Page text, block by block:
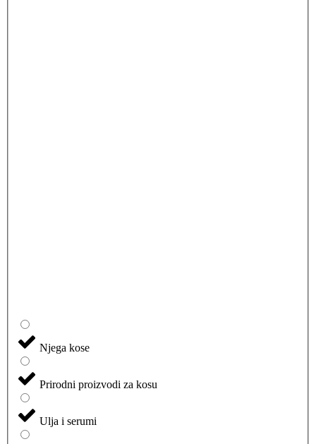
Njega kose
Prirodni proizvodi za kosu
Ulja i serumi